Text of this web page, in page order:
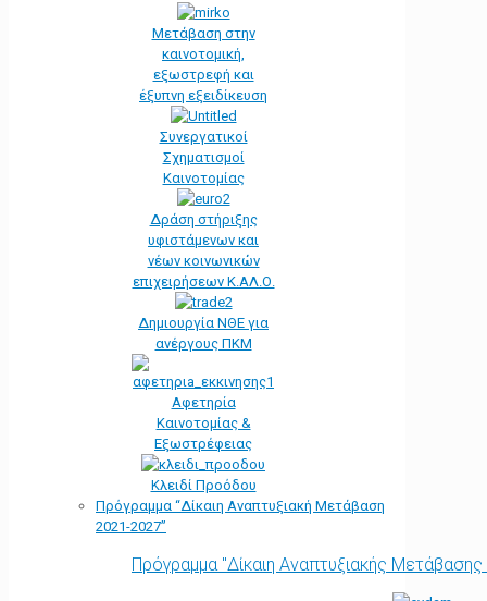
Μετάβαση στην
καινοτομική,
εξωστρεφή και
έξυπνη εξειδίκευση
Συνεργατικοί
Σχηματισμοί
Καινοτομίας
Δράση στήριξης
υφιστάμενων και
νέων κοινωνικών
επιχειρήσεων Κ.ΑΛ.Ο.
Δημιουργία ΝΘΕ για
ανέργους ΠΚΜ
Αφετηρία
Kαινοτομίας &
Εξωστρέφειας
Κλειδί Προόδου
Πρόγραμμα “Δίκαιη Αναπτυξιακή Μετάβαση
2021-2027”
Πρόγραμμα "Δίκαιη Αναπτυξιακής